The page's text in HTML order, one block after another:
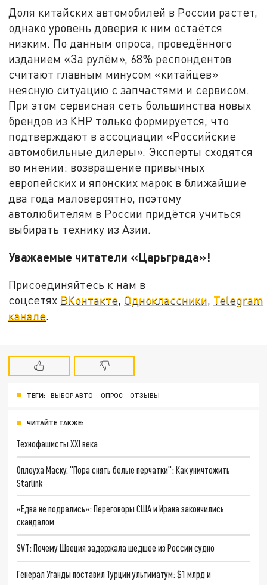
Доля китайских автомобилей в России растет,
однако уровень доверия к ним остаётся
низким. По данным опроса, проведённого
изданием «За рулём», 68% респондентов
считают главным минусом «китайцев»
неясную ситуацию с запчастями и сервисом.
При этом сервисная сеть большинства новых
брендов из КНР только формируется, что
подтверждают в ассоциации «Российские
автомобильные дилеры». Эксперты сходятся
во мнении: возвращение привычных
европейских и японских марок в ближайшие
два года маловероятно, поэтому
автолюбителям в России придётся учиться
выбирать технику из Азии.
Уважаемые читатели «Царьграда»!
Присоединяйтесь к нам в
соцсетях ВКонтакте Одноклассники Telegram
канале
ТЕГИ: ВЫБОР АВТО ОПРОС ОТЗЫВЫ
ЧИТАЙТЕ ТАКЖЕ:
Технофашисты XXI века
Оплеуха Маску. "Пора снять белые перчатки": Как уничтожить
Starlink
«Едва не подрались»: Переговоры США и Ирана закончились
скандалом
SVT: Почему Швеция задержала шедшее из России судно
Генерал Уганды поставил Турции ультиматум: $1 млрд и